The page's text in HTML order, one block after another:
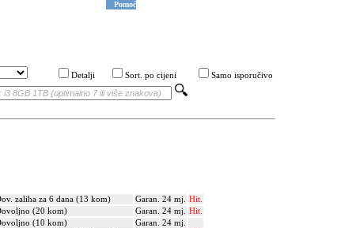
Pomoć
Detalji Sort. po cijeni Samo isporučivo
zaliha za 6 dana (13 kom) Garan. 24 mj.
Hit.
(20 kom) Garan. 24 mj.
Hit.
(10 kom)
Garan. 24 mj.